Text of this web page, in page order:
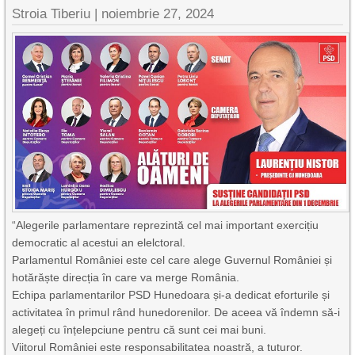
Stroia Tiberiu | noiembrie 27, 2024
“Alegerile parlamentare reprezintă cel mai important exercițiu
democratic al acestui an elelctoral.
Parlamentul României este cel care alege Guvernul României și
hotărăște direcția în care va merge România.
Echipa parlamentarilor PSD Hunedoara și-a dedicat eforturile și
activitatea în primul rând hunedorenilor. De aceea vă îndemn să-i
alegeți cu înțelepciune pentru că sunt cei mai buni.
Viitorul României este responsabilitatea noastră, a tuturor.